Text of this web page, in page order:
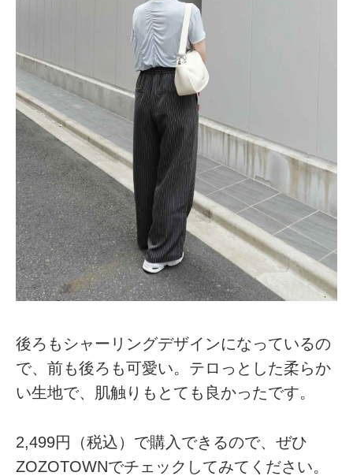
後ろもシャーリングデザインになっているの
で、前も後ろも可愛い。テロっとした柔らか
い生地で、肌触りもとても良かったです。
2,499円（税込）で購入できるので、ぜひ
ZOZOTOWNでチェックしてみてください。